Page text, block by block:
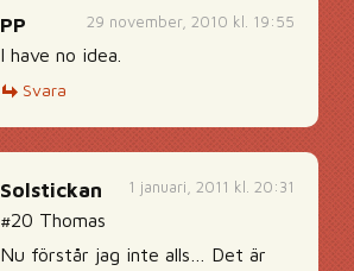
29 november, 2010 kl. 19:55
PP
I have no idea.
Svara
1 januari, 2011 kl. 20:31
Solstickan
#20 Thomas
Nu förstår jag inte alls… Det är